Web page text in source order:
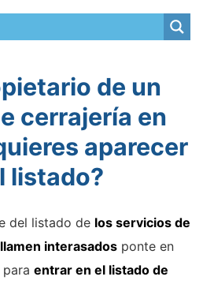
de un
cerrajería en
aparecer
listado?
del listado de los servicios de
interasados ponte en
entrar en el listado de